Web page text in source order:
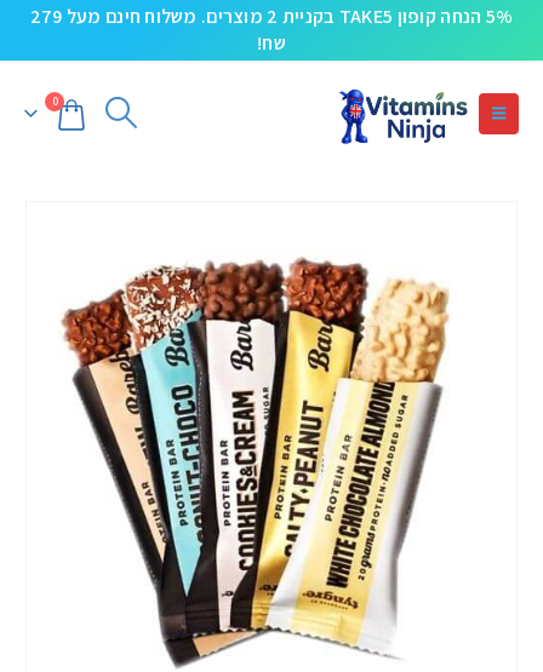
5% הנחה קופון TAKE5 בקניית 2 מוצרים. משלוח חינם מעל 279
שח!
0